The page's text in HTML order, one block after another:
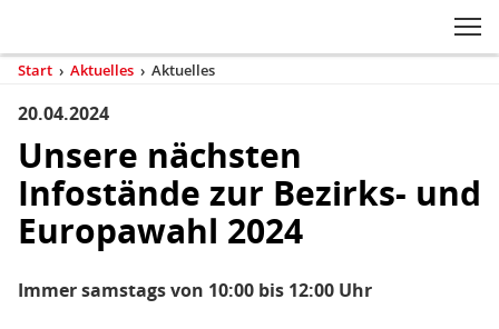
Navigation
Sie
sind
Start › Aktuelles › Aktuelles
Inhaltsbereich
Aktuelles
20.04.2024
Unsere nächsten
Infostände zur Bezirks- und
Europawahl 2024
Immer samstagsvon 10:00 bis 12:00 Uhr